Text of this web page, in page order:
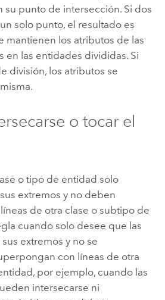
su punto de intersección. Si dos
solo punto, el resultado es
mantienen los atributos de las
en las entidades divididas. Si
división, los atributos se
o tocar el
o tipo de entidad solo
extremos y no deben
de otra clase o subtipo de
cuando solo desee que las
extremos y no se
con líneas de otra
por ejemplo, cuando las
intersecarse ni